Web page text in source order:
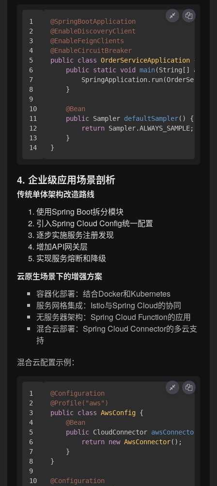
1
2
3
4
5
6
7
8
9
10
11
12
13
@SpringBootApplication
@EnableDiscoveryClient
@EnableFeignClients
@EnableCircuitBreaker
public class OrderServiceApplication {
public static void main(String[] args)
    }
@Bean
public Sampler defaultSampler()
{
return Sampler.ALWAYS_SAMPLE;
    }
4. 企业级应用场景剖析
传统单体架构改造路线
使用Spring Boot拆分模块
引入Spring Cloud Config统一配置
逐步实施服务注册发现
增加API网关层
实现服务熔断和降级
云原生场景下的增强方案
容器化部署：结合Docker和Kubernetes
服务网格集成：Istio与Spring Cloud的协同
无服务器架构：Spring Cloud Function的应用
混合云部署：Spring Cloud Connector的多云支
持
混合云配置示例：
1
2
3
4
5
6
7
8
9
10
@Configuration
@Profile("aws")
public class AwsConfig {
@Bean
public CloudConnector awsConnector
return new AwsConnector();
    }
}
@Configuration